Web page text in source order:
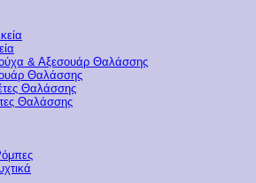
& Αξεσουάρ Θαλάσσης
Θαλάσσης
Θαλάσσης
Θαλάσσης